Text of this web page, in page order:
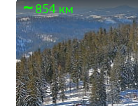
854 км